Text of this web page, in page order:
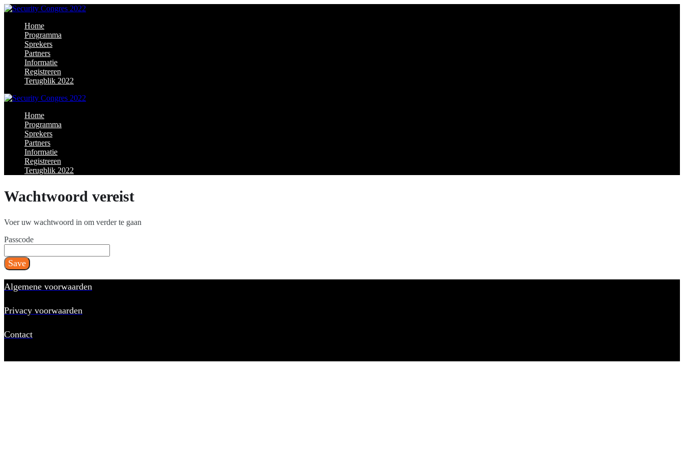
Home
Programma
Sprekers
Partners
Informatie
Registreren
Terugblik 2022
Home
Programma
Sprekers
Partners
Informatie
Registreren
Terugblik 2022
Wachtwoord vereist
Voer uw wachtwoord in om verder te gaan
Passcode
Save
Algemene voorwaarden
Privacy voorwaarden
Contact